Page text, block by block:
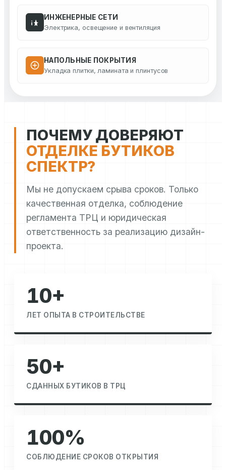
ИНЖЕНЕРНЫЕ СЕТИ
Электрика, освещение и вентиляция
НАПОЛЬНЫЕ ПОКРЫТИЯ
Укладка плитки, ламината и плинтусов
ПОЧЕМУ ДОВЕРЯЮТ
ОТДЕЛКЕ БУТИКОВ
СПЕКТР?
Мы не допускаем срыва сроков. Только
качественная отделка, соблюдение
регламента ТРЦ и юридическая
ответственность за реализацию дизайн-
проекта.
10+
ЛЕТ ОПЫТА В СТРОИТЕЛЬСТВЕ
50+
СДАННЫХ БУТИКОВ В ТРЦ
100%
СОБЛЮДЕНИЕ СРОКОВ ОТКРЫТИЯ